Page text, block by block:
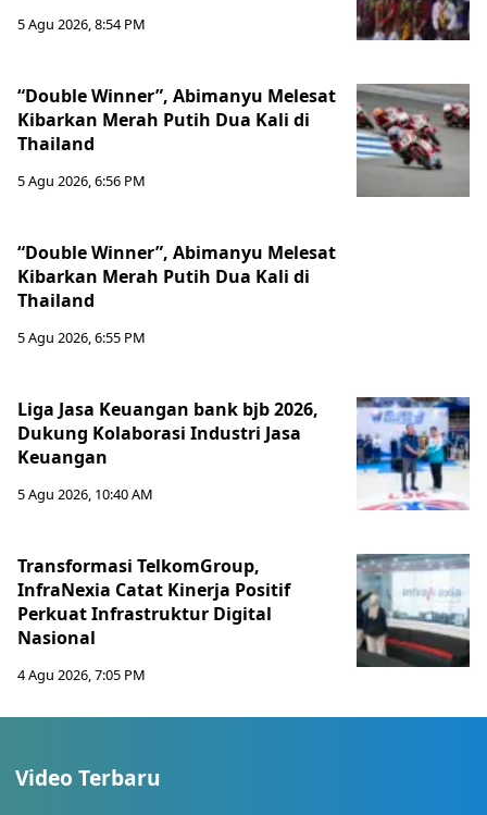
5 Agu 2026, 8:54 PM
“Double Winner”, Abimanyu Melesat
Kibarkan Merah Putih Dua Kali di
Thailand
5 Agu 2026, 6:56 PM
“Double Winner”, Abimanyu Melesat
Kibarkan Merah Putih Dua Kali di
Thailand
5 Agu 2026, 6:55 PM
Liga Jasa Keuangan bank bjb 2026,
Dukung Kolaborasi Industri Jasa
Keuangan
5 Agu 2026, 10:40 AM
Transformasi TelkomGroup,
InfraNexia Catat Kinerja Positif
Perkuat Infrastruktur Digital
Nasional
4 Agu 2026, 7:05 PM
Video Terbaru